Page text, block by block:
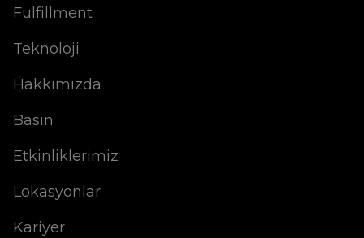
Fulfillment
Teknoloji
Hakkımızda
Basın
Etkinliklerimiz
Lokasyonlar
Kariyer